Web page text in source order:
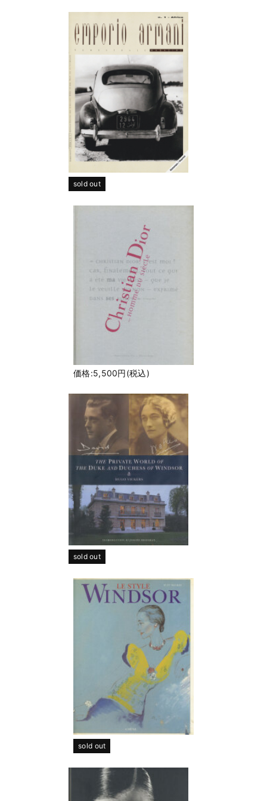
sold out
価格:5,500円(税込)
sold out
sold out